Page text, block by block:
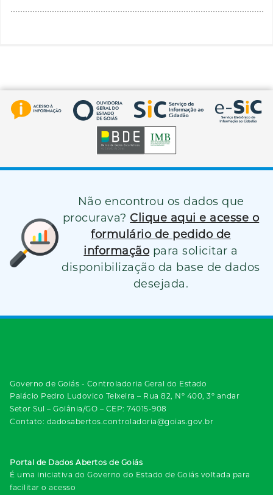
Não encontrou os dados que
procurava? Clique aqui e acesse o
formulário de pedido de
informação para solicitar a
disponibilização da base de dados
desejada.
Governo de Goiás - Controladoria Geral do Estado
Palácio Pedro Ludovico Teixeira – Rua 82, Nº 400, 3º andar
Setor Sul – Goiânia/GO – CEP: 74015-908
Contato: dadosabertos.controladoria@goias.gov.br
Portal de Dados Abertos de Goiás
É uma iniciativa do Governo do Estado de Goiás voltada para
facilitar o acesso